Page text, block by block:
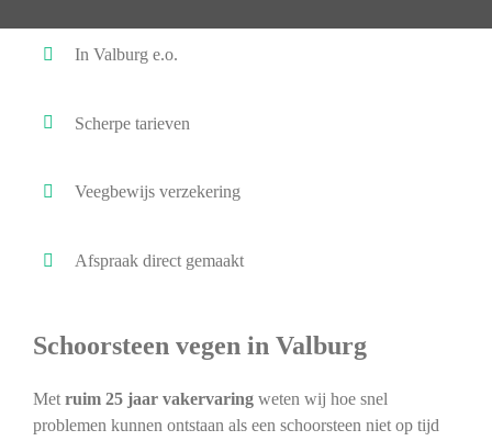
In Valburg e.o.
Scherpe tarieven
Veegbewijs verzekering
Afspraak direct gemaakt
Schoorsteen vegen in Valburg
Metruim 25 jaar vakervaringweten wij hoe snel
problemen kunnen ontstaan als een schoorsteen niet op tijd